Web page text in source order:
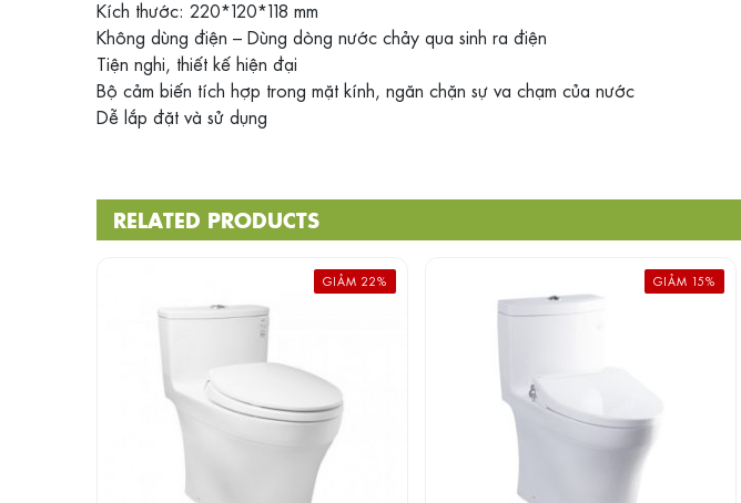
Kích thước: 220*120*118 mm
Không dùng điện – Dùng dòng nước chảy qua sinh ra điện
Tiện nghi, thiết kế hiện đại
Bộ cảm biến tích hợp trong mặt kính, ngăn chặn sự va chạm của nước
Dễ lắp đặt và sử dụng
RELATED PRODUCTS
GIẢM 22% GIẢM 15%